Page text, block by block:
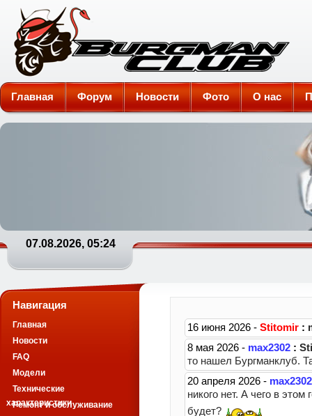
Burgman-Club
Главная Форум Новости Фото О нас
07.08.2026, 05:24
Навигация
Главная
Новости
FAQ
Модели
Технические
характеристики
Ремонт и обслуживание